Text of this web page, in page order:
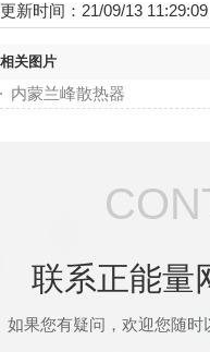
更新时间：21/09/13
相关图片
内蒙兰峰散热器
联系正能量
如果您有疑问，欢迎您随